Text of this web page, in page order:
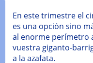
En este trimestre el
es una opción sino
al enorme perímetro
vuestra giganto-
a la azafata.